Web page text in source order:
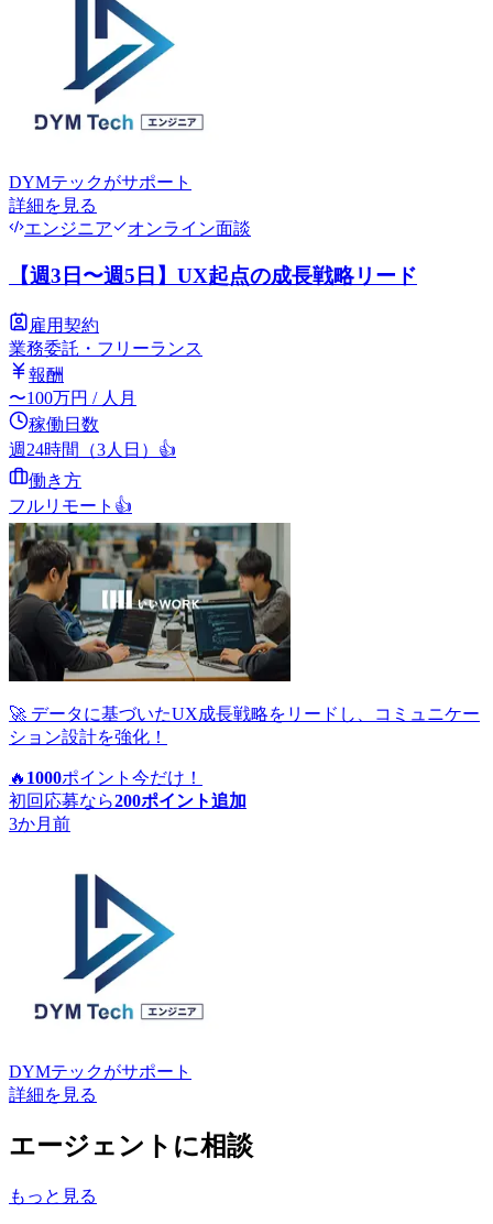
DYMテックがサポート
詳細を見る
エンジニア
オンライン面談
【週3日〜週5日】UX起点の成長戦略リード
雇用契約
業務委託・フリーランス
報酬
〜100万円 / 人月
稼働日数
週24時間（3人日） 👍
働き方
フルリモート 👍
🚀 データに基づいたUX成長戦略をリードし、コミュニケー
ション設計を強化！
🔥 1000ポイント 今だけ！
初回応募なら200ポイント追加
3か月前
DYMテックがサポート
詳細を見る
エージェントに相談
もっと見る